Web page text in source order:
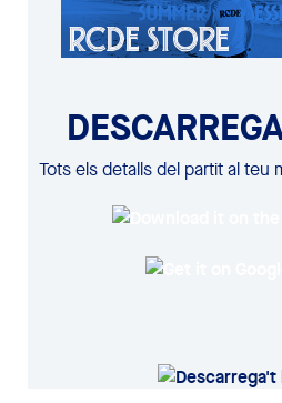
Tots els detalls del partit al teu